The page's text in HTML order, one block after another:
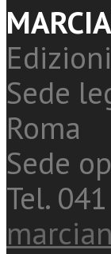
Sede
Roma
Sede
Tel.